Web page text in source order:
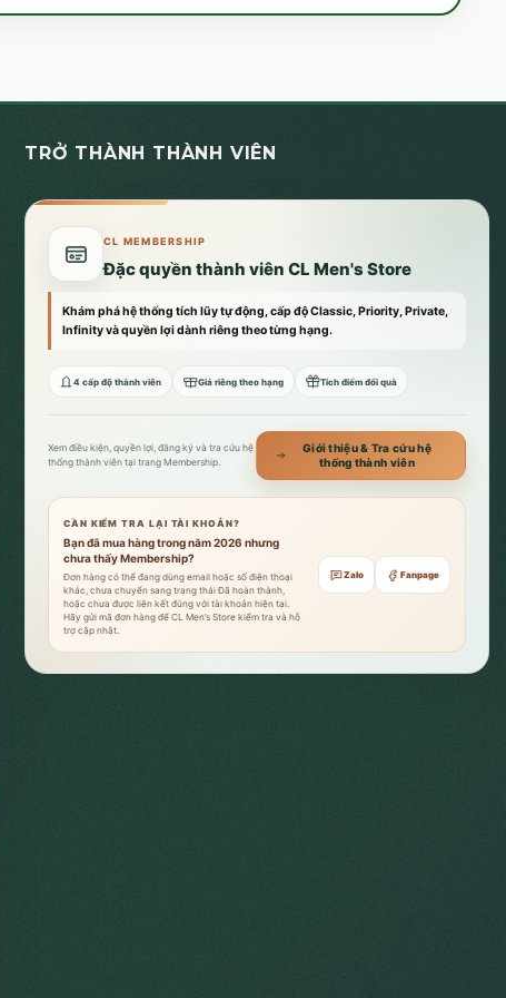
TRỞ THÀNH THÀNH VIÊN
CL MEMBERSHIP
Đặc quyền thành viên CL Men's Store
Khám phá hệ thống tích lũy tự động, cấp độ Classic, Priority, Private,
Infinity và quyền lợi dành riêng theo từng hạng.
4 cấp độ thành viên Giá riêng theo hạng Tích điểm đổi quà
Xem điều kiện, quyền lợi, đăng ký và tra cứu hệ
thống thành viên tại trang Membership.
Giới thiệu & Tra cứu hệ
thống thành viên
CẦN KIỂM TRA LẠI TÀI KHOẢN?
Bạn đã mua hàng trong năm 2026 nhưng
chưa thấy Membership?
Đơn hàng có thể đang dùng email hoặc số điện thoại
khác, chưa chuyển sang trạng thái Đã hoàn thành,
hoặc chưa được liên kết đúng với tài khoản hiện tại.
Hãy gửi mã đơn hàng để CL Men’s Store kiểm tra và hỗ
trợ cập nhật.
Zalo Fanpage